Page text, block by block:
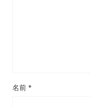
名前 *